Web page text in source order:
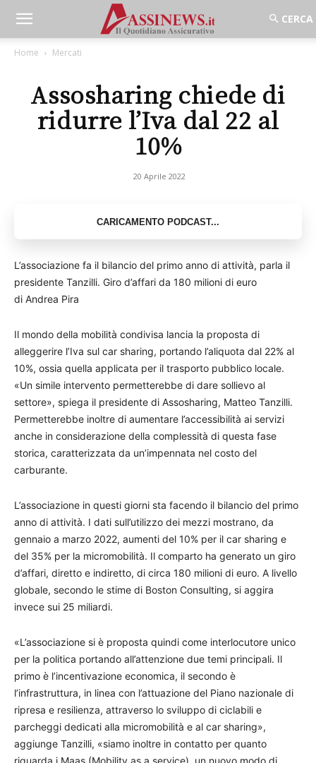
Home Mercati
Assosharing chiede di
ridurre l’Iva dal 22 al
10%
20 Aprile 2022
L’associazione fa il bilancio del primo anno di attività, parla il
presidente Tanzilli. Giro d’affari da 180 milioni di euro
di Andrea Pira
Il mondo della mobilità condivisa lancia la proposta di
alleggerire l’Iva sul car sharing, portando l’aliquota dal 22% al
10%, ossia quella applicata per il trasporto pubblico locale.
«Un simile intervento permetterebbe di dare sollievo al
settore», spiega il presidente di Assosharing, Matteo Tanzilli.
Permetterebbe inoltre di aumentare l’accessibilità ai servizi
anche in considerazione della complessità di questa fase
storica, caratterizzata da un’impennata nel costo del
carburante.
L’associazione in questi giorni sta facendo il bilancio del primo
anno di attività. I dati sull’utilizzo dei mezzi mostrano, da
gennaio a marzo 2022, aumenti del 10% per il car sharing e
del 35% per la micromobilità. Il comparto ha generato un giro
d’affari, diretto e indiretto, di circa 180 milioni di euro. A livello
globale, secondo le stime di Boston Consulting, si aggira
invece sui 25 miliardi.
«L’associazione si è proposta quindi come interlocutore unico
per la politica portando all’attenzione due temi principali. Il
primo è l’incentivazione economica, il secondo è
l’infrastruttura, in linea con l’attuazione del Piano nazionale di
ripresa e resilienza, attraverso lo sviluppo di ciclabili e
parcheggi dedicati alla micromobilità e al car sharing»,
aggiunge Tanzilli, «siamo inoltre in contatto per quanto
riguarda i Maas (Mobility as a service), un nuovo modo di